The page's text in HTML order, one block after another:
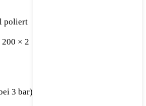
poliert
200 × 2
3 bar)